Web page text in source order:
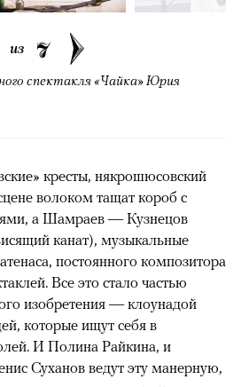
из 7
спектакля «Чайка» Юрия
кресты, някрошюсовский
волоком тащат короб с
а Шамраев — Кузнецов
канат), музыкальные
постоянного композитора
Все это стало частью
изобретения — клоунадой
которые ищут себя в
И Полина Райкина, и
Суханов ведут эту манерную,